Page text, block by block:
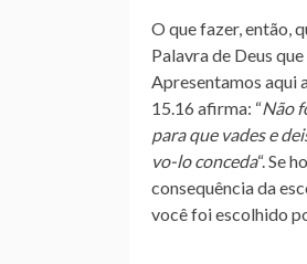
O que fazer, então,
Palavra de Deus
Apresentamos aqui
15.16 afirma: “Não
para que vades e
vo-lo conceda“. Se
consequência da
você foi escolhido